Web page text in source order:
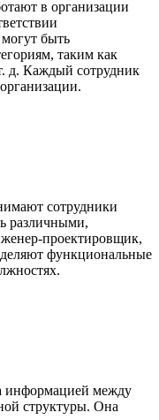
в организации
быть
таким как
д. Каждый сотрудник
сотрудники
различными,
проектировщик,
функциональные
информацией между
структуры. Она